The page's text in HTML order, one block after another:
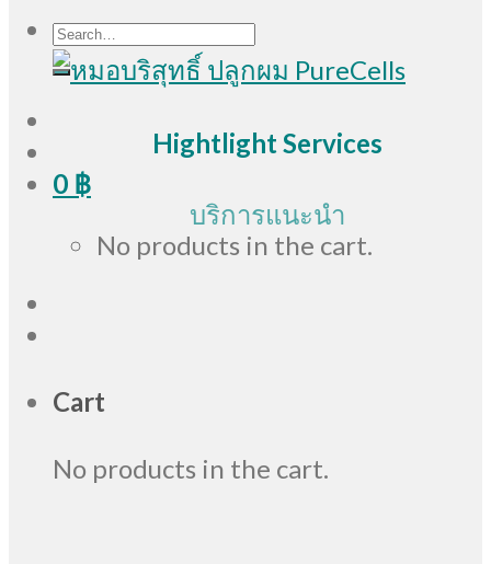
Search
for:
0 ฿
No products in the cart.
Cart
No products in the cart.
Hightlight Services
บริการแนะนำ